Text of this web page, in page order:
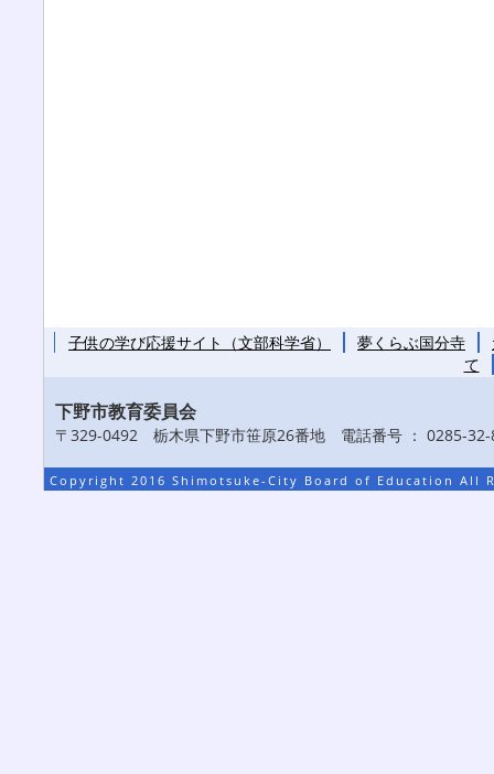
子供の学び応援サイト（文部科学省） 夢くらぶ国分寺
て
下野市教育委員会
〒329-0492 栃木県下野市笹原26番地 電話番号 ： 0285-32-
Copyright 2016 Shimotsuke-City Board of Education All